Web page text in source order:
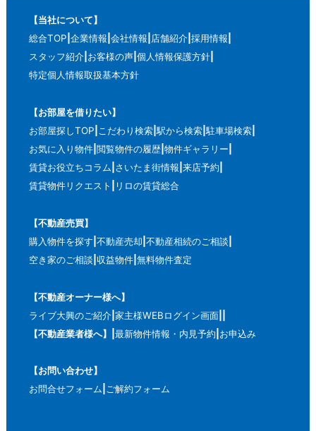
【当社について】
総合TOP 企業情報 会社情報 店舗紹介 採用情報
スタッフ紹介 お客様の声 個人情報保護方針
特定個人情報取扱基本方針
【お部屋を借りたい】
お部屋探しTOP こだわり検索 駅から検索 駐車場検索
お気に入り物件 閲覧物件の履歴 物件ギャラリー
賃貸お役立ちコラム さいたま街情報 来店予約
賃貸物件リクエスト
リロの賃貸総合
【不動産売買】
購入物件を探す 不動産売却 不動産相続のご相談
空き家のご相談 収益物件 無料物件査定
【不動産オーナー様へ】
ライブ大興のご紹介 家主様WEBログイン画面
【不動産業者様へ】
最新物件情報・内見予約 お申込み
【お問い合わせ】
お問合せフォーム ご解約フォーム